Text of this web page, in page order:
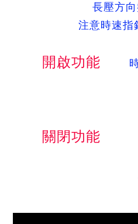
長壓方向
注意時速指針:
開啟功能
時
里程完全
(部分車輛版
關閉功能
時速指針會
里程恢復